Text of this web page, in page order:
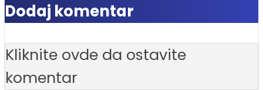
Dodaj komentar
Kliknite ovde da ostavite
komentar